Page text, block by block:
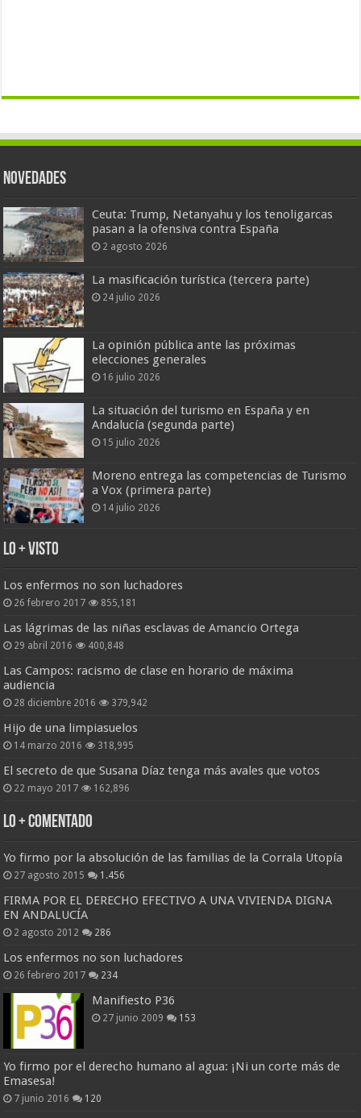
Novedades
Ceuta: Trump, Netanyahu y los tenoligarcas
pasan a la ofensiva contra España
2 agosto 2026
La masificación turística (tercera parte)
24 julio 2026
La opinión pública ante las próximas
elecciones generales
16 julio 2026
La situación del turismo en España y en
Andalucía (segunda parte)
15 julio 2026
Moreno entrega las competencias de Turismo
a Vox (primera parte)
14 julio 2026
Lo + Visto
Los enfermos no son luchadores
26 febrero 2017 855,181
Las lágrimas de las niñas esclavas de Amancio Ortega
29 abril 2016 400,848
Las Campos: racismo de clase en horario de máxima
audiencia
28 diciembre 2016 379,942
Hijo de una limpiasuelos
14 marzo 2016 318,995
El secreto de que Susana Díaz tenga más avales que votos
22 mayo 2017 162,896
Lo + Comentado
Yo firmo por la absolución de las familias de la Corrala Utopía
27 agosto 2015 1.456
FIRMA POR EL DERECHO EFECTIVO A UNA VIVIENDA DIGNA
EN ANDALUCÍA
2 agosto 2012 286
Los enfermos no son luchadores
26 febrero 2017 234
Manifiesto P36
27 junio 2009 153
Yo firmo por el derecho humano al agua: ¡Ni un corte más de
Emasesa!
7 junio 2016 120